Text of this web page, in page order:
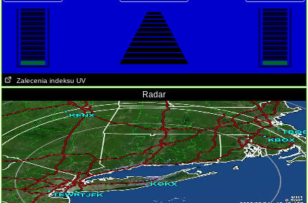
Zalecenia indeksu UV
Radar